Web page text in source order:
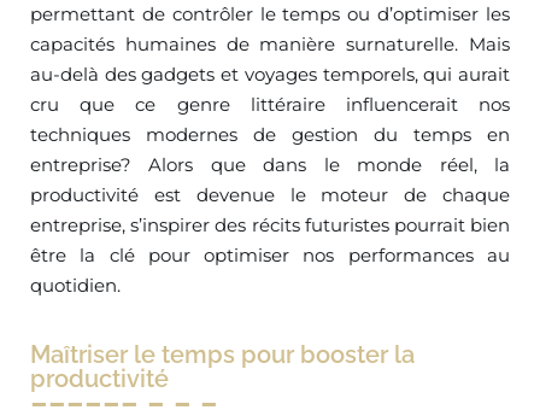
permettant de contrôler le temps ou d’optimiser les
capacités humaines de manière surnaturelle. Mais
au-delà des gadgets et voyages temporels, qui aurait
cru que ce genre littéraire influencerait nos
techniques modernes de gestion du temps en
entreprise? Alors que dans le monde réel, la
productivité est devenue le moteur de chaque
entreprise, s’inspirer des récits futuristes pourrait bien
être la clé pour optimiser nos performances au
quotidien.
Maîtriser le temps pour booster la
productivité